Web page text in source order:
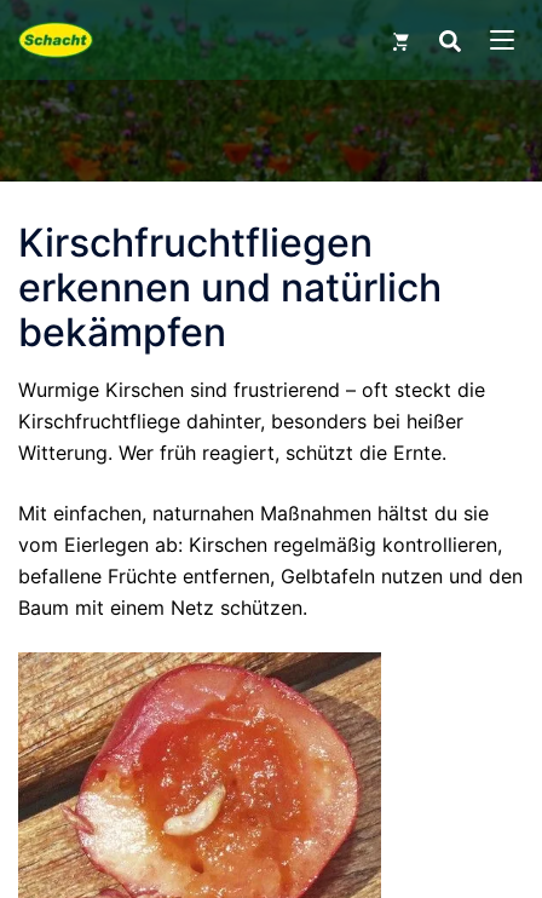
Skip
content
for:
Kirschfruchtfliegen
erkennen und natürlich
bekämpfen
Wurmige Kirschen sind frustrierend – oft steckt die
Kirschfruchtfliege dahinter, besonders bei heißer
Witterung. Wer früh reagiert, schützt die Ernte.
Mit einfachen, naturnahen Maßnahmen hältst du sie
vom Eierlegen ab: Kirschen regelmäßig kontrollieren,
befallene Früchte entfernen, Gelbtafeln nutzen und den
Baum mit einem Netz schützen.